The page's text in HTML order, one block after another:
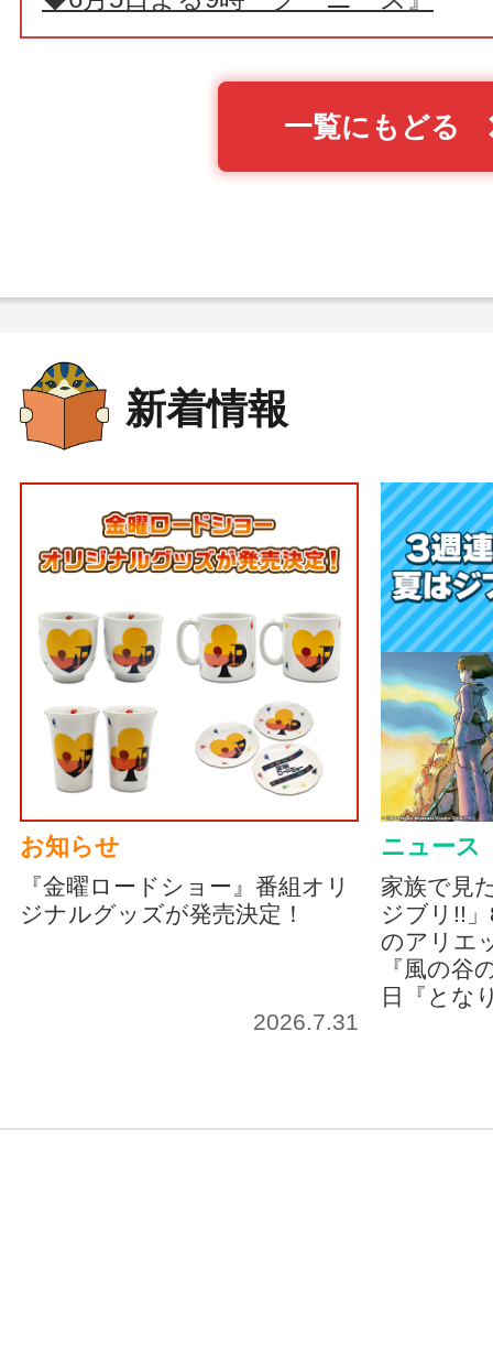
一覧にもどる
新着情報
お知らせ
『金曜ロードショー』番組オリ
ジナルグッズが発売決定！
2026.7.31
ニュース
家族で見
ジブリ!!
のアリエ
『風の谷
日『とな